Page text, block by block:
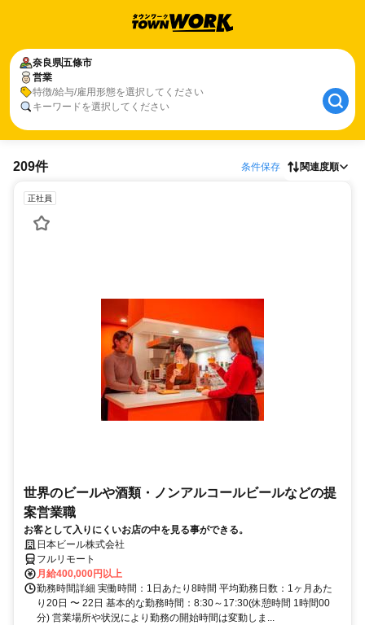
奈良県五條市
営業
特徴/給与/雇用形態を選択してください
キーワードを選択してください
209件 条件保存 関連度順
正社員
世界のビールや酒類・ノンアルコールビールなどの提
案営業職
お客として入りにくいお店の中を見る事ができる。
日本ビール株式会社
フルリモート
月給400,000円以上
勤務時間詳細 実働時間：1日あたり8時間 平均勤務日数：1ヶ月あた
り20日 〜 22日 基本的な勤務時間：8:30～17:30(休憩時間 1時間00
分) 営業場所や状況により勤務の開始時間は変動しま...